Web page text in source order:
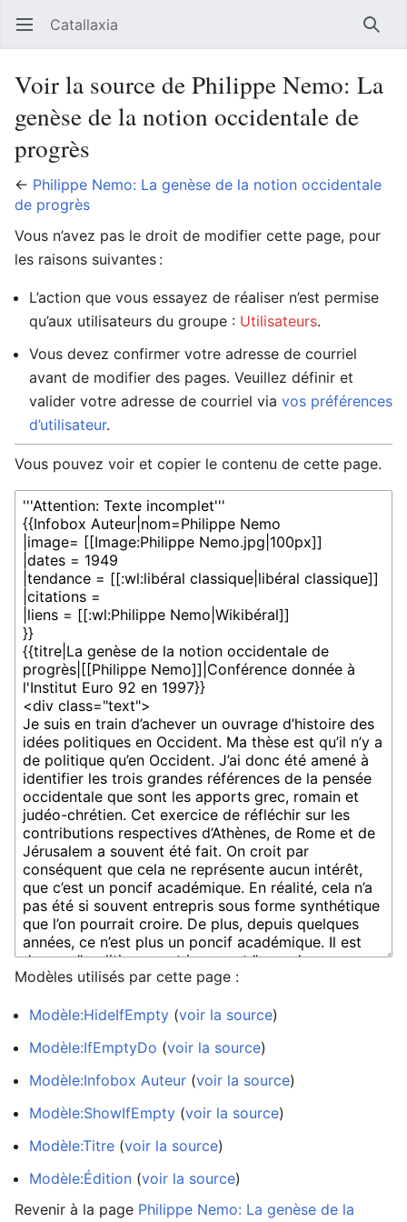
Ouvrir le menu principal Catallaxia
Voir la source de Philippe Nemo: La
genèse de la notion occidentale de
progrès
← Philippe Nemo: La genèse de la notion occidentale
de progrès
Vous n’avez pas le droit de modifier cette page, pour
les raisons suivantes :
L’action que vous essayez de réaliser n’est permise
qu’aux utilisateurs du groupe : Utilisateurs.
Vous devez confirmer votre adresse de courriel
avant de modifier des pages. Veuillez définir et
valider votre adresse de courriel via vos préférences
d’utilisateur.
Vous pouvez voir et copier le contenu de cette page.
Modèles utilisés par cette page :
Modèle:HideIfEmpty (voir la source)
Modèle:IfEmptyDo (voir la source)
Modèle:Infobox Auteur (voir la source)
Modèle:ShowIfEmpty (voir la source)
Modèle:Titre (voir la source)
Modèle:Édition (voir la source)
Revenir à la page Philippe Nemo: La genèse de la